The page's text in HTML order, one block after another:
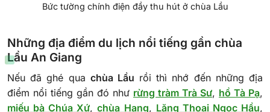
Bức tường chính điện đầy thu hút ở chùa Lầu
Những địa điểm du lịch nổi tiếng gần chùa
Lầu An Giang
Nếu đã ghé qua chùa Lầu rồi thì nhớ đến những địa
điểm nổi tiếng gần đó như rừng tràm Trà Sư, hồ Tà Pạ,
miếu bà Chúa Xứ,chùa Hang, Lăng Thoại Ngọc Hầu,